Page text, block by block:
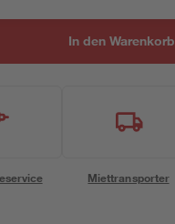
In den Warenkorb
Miettransporter